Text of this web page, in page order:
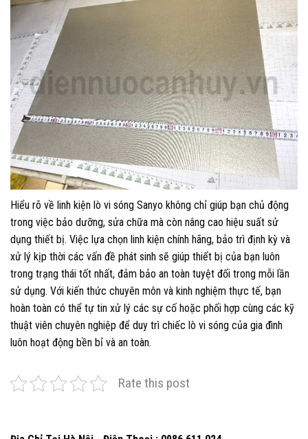
Hiểu rõ về linh kiện lò vi sóng Sanyo không chỉ giúp bạn chủ động
trong việc bảo dưỡng, sửa chữa mà còn nâng cao hiệu suất sử
dụng thiết bị. Việc lựa chọn linh kiện chính hãng, bảo trì định kỳ và
xử lý kịp thời các vấn đề phát sinh sẽ giúp thiết bị của bạn luôn
trong trạng thái tốt nhất, đảm bảo an toàn tuyệt đối trong mỗi lần
sử dụng. Với kiến thức chuyên môn và kinh nghiệm thực tế, bạn
hoàn toàn có thể tự tin xử lý các sự cố hoặc phối hợp cùng các kỹ
thuật viên chuyên nghiệp để duy trì chiếc lò vi sóng của gia đình
luôn hoạt động bền bỉ và an toàn.
Rate this post